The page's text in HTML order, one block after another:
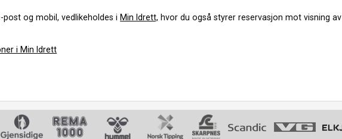
og mobil, vedlikeholdes i Min Idrett, hvor du også styrer reservasjon mot visning av
i Min Idrett